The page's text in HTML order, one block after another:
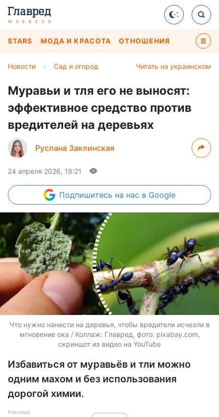
STARS МОДА И КРАСОТА ОТНОШЕНИЯ
Читать на украинском
Новости › Сад и огород
Муравьи и тля его не выносят:
эффективное средство против
вредителей на деревьях
Руслана Заклинская
24 апреля 2026, 19:21
Подпишитесь на нас в Google
Что нужно нанести на деревья, чтобы вредители исчезли в
мгновение ока / Коллаж: Главред, фото: pixabay.com,
скриншот из видео на YouTube
Избавиться от муравьёв и тли можно
одним махом и без использования
дорогой химии.
Реклама